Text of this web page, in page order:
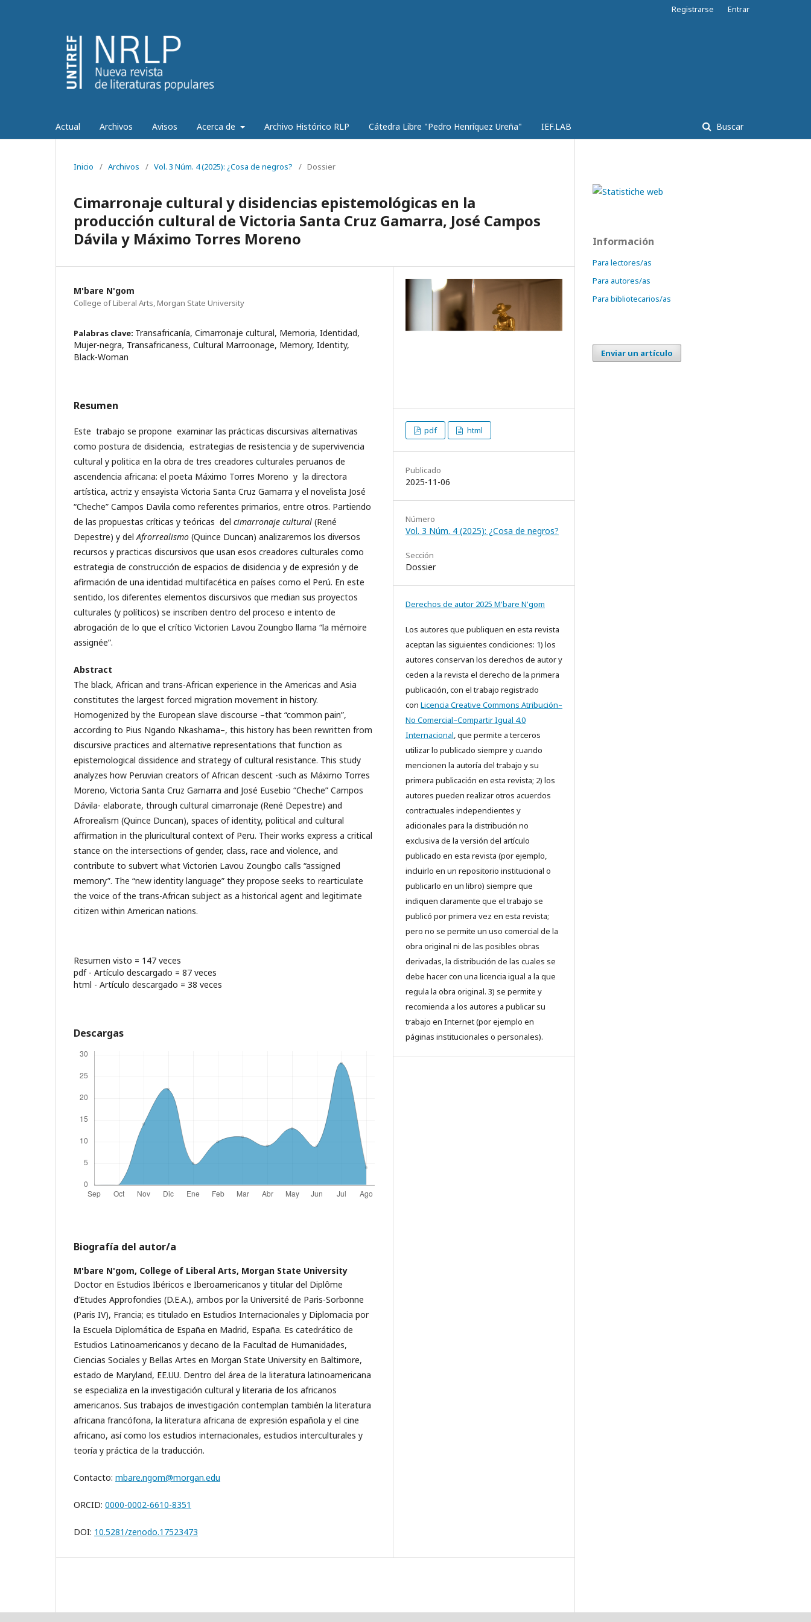
Actual Archivos Avisos Acerca de Archivo Histórico RLP Cátedra Libre "Pedro Henríquez Ureña" IEF.LAB Buscar
Registrarse Entrar
Inicio / Archivos / Vol. 3 Núm. 4 (2025): ¿Cosa de negros? / Dossier
Cimarronaje cultural y disidencias epistemológicas en la
producción cultural de Victoria Santa Cruz Gamarra, José Campos
Dávila y Máximo Torres Moreno
M'bare N'gom
College of Liberal Arts, Morgan State University
Palabras clave: Transafricanía, Cimarronaje cultural, Memoria, Identidad,
Mujer-negra, Transafricaness, Cultural Marroonage, Memory, Identity,
Black-Woman
Resumen
Este trabajo se propone examinar las prácticas discursivas alternativas
como postura de disidencia, estrategias de resistencia y de supervivencia
cultural y politica en la obra de tres creadores culturales peruanos de
ascendencia africana: el poeta Máximo Torres Moreno y la directora
artística, actriz y ensayista Victoria Santa Cruz Gamarra y el novelista José
“Cheche” Campos Davila como referentes primarios, entre otros. Partiendo
de las propuestas críticas y teóricas del cimarronaje cultural (René
Depestre) y delAfrorrealismo (Quince Duncan) analizaremos los diversos
recursos y practicas discursivos que usan esos creadores culturales como
estrategia de construcción de espacios de disidencia y de expresión y de
afirmación de una identidad multifacética en países como el Perú. En este
sentido, los diferentes elementos discursivos que median sus proyectos
culturales (y políticos) se inscriben dentro del proceso e intento de
abrogación de lo que el crítico Victorien Lavou Zoungbo llama “la mémoire
assignée”.
Abstract
The black, African and trans-African experience in the Americas and Asia
constitutes the largest forced migration movement in history.
Homogenized by the European slave discourse –that “common pain”,
according to Pius Ngando Nkashama–, this history has been rewritten from
discursive practices and alternative representations that function as
epistemological dissidence and strategy of cultural resistance. This study
analyzes how Peruvian creators of African descent -such as Máximo Torres
Moreno, Victoria Santa Cruz Gamarra and José Eusebio “Cheche” Campos
Dávila- elaborate, through cultural cimarronaje (René Depestre) and
Afrorealism (Quince Duncan), spaces of identity, political and cultural
affirmation in the pluricultural context of Peru. Their works express a critical
stance on the intersections of gender, class, race and violence, and
contribute to subvert what Victorien Lavou Zoungbo calls “assigned
memory”. The “new identity language” they propose seeks to rearticulate
the voice of the trans-African subject as a historical agent and legitimate
citizen within American nations.
Resumen visto = 147 veces
pdf - Artículo descargado = 87 veces
html - Artículo descargado = 38 veces
Descargas
Biografía del autor/a
M'bare N'gom, College of Liberal Arts, Morgan State University
Doctor en Estudios Ibéricos e Iberoamericanos y titular del Diplôme
d’Etudes Approfondies (D.E.A.), ambos por la Université de Paris-Sorbonne
(Paris IV), Francia; es titulado en Estudios Internacionales y Diplomacia por
la Escuela Diplomática de España en Madrid, España. Es catedrático de
Estudios Latinoamericanos y decano de la Facultad de Humanidades,
Ciencias Sociales y Bellas Artes en Morgan State University en Baltimore,
estado de Maryland, EE.UU. Dentro del área de la literatura latinoamericana
se especializa en la investigación cultural y literaria de los africanos
americanos. Sus trabajos de investigación contemplan también la literatura
africana francófona, la literatura africana de expresión española y el cine
africano, así como los estudios internacionales, estudios interculturales y
teoría y práctica de la traducción.
Contacto: mbare.ngom@morgan.edu
ORCID: 0000-0002-6610-8351
DOI: 10.5281/zenodo.17523473
pdf html
Publicado
2025-11-06
Número
Vol. 3 Núm. 4 (2025): ¿Cosa de negros?
Sección
Dossier
Derechos de autor 2025 M'bare N'gom
Los autores que publiquen en esta revista
aceptan las siguientes condiciones: 1) los
autores conservan los derechos de autor y
ceden a la revista el derecho de la primera
publicación, con el trabajo registrado
con Licencia Creative Commons Atribución–
No Comercial–Compartir Igual 4.0
Internacional, que permite a terceros
utilizar lo publicado siempre y cuando
mencionen la autoría del trabajo y su
primera publicación en esta revista; 2) los
autores pueden realizar otros acuerdos
contractuales independientes y
adicionales para la distribución no
exclusiva de la versión del artículo
publicado en esta revista (por ejemplo,
incluirlo en un repositorio institucional o
publicarlo en un libro) siempre que
indiquen claramente que el trabajo se
publicó por primera vez en esta revista;
pero no se permite un uso comercial de la
obra original ni de las posibles obras
derivadas, la distribución de las cuales se
debe hacer con una licencia igual a la que
regula la obra original. 3) se permite y
recomienda a los autores a publicar su
trabajo en Internet (por ejemplo en
páginas institucionales o personales).
Información
Para lectores/as
Para autores/as
Para bibliotecarios/as
Enviar un artículo